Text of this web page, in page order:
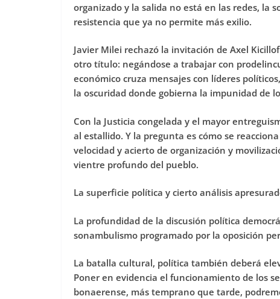
organizado y la salida no está en las redes, la
resistencia que ya no permite más exilio.
Javier Milei rechazó la invitación de Axel
otro título: negándose a trabajar con
económico cruza mensajes con líderes
la oscuridad donde gobierna la impunidad de
Con la Justicia congelada y el mayor
al estallido. Y la pregunta es cómo se
velocidad y acierto de organización y
vientre profundo del pueblo.
La superficie política y cierto análisis
La profundidad de la discusión política
sonambulismo programado por la oposición
La batalla cultural, política también deberá
Poner en evidencia el funcionamiento de los
bonaerense, más temprano que tarde,